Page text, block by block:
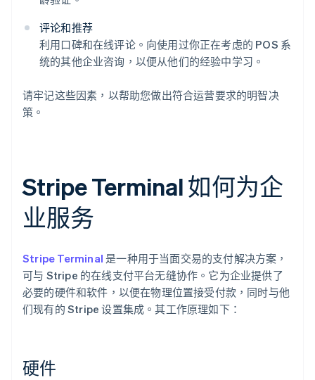
评论和推荐
利用口碑和在线评论。向使用过你正在考虑的 POS 系
统的其他企业咨询，以便从他们的经验中学习。
请牢记这些因素，以帮助您做出符合运营要求的明智决
策。
Stripe Terminal 如何为企
业服务
Stripe Terminal 是一种用于当面交易的支付解决方案，
可与 Stripe 的在线支付平台无缝协作。它为企业提供了
必要的硬件和软件，以便在物理位置接受付款，同时与他
们现有的 Stripe 设置集成。其工作原理如下：
硬件